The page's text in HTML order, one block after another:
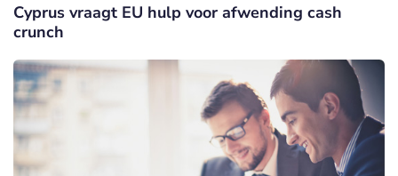
Cyprus vraagt EU hulp voor afwending cash
crunch